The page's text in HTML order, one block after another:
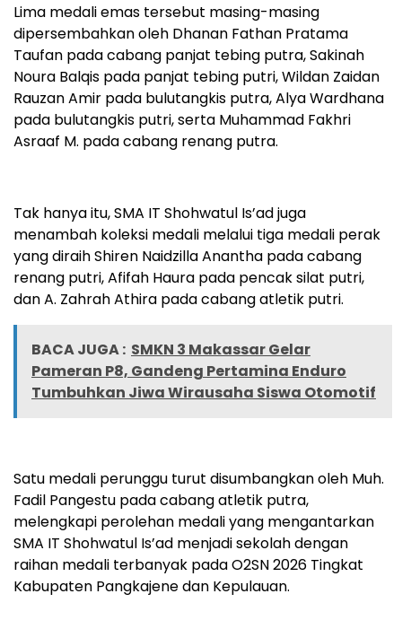
Lima medali emas tersebut masing-masing
dipersembahkan oleh Dhanan Fathan Pratama
Taufan pada cabang panjat tebing putra, Sakinah
Noura Balqis pada panjat tebing putri, Wildan Zaidan
Rauzan Amir pada bulutangkis putra, Alya Wardhana
pada bulutangkis putri, serta Muhammad Fakhri
Asraaf M. pada cabang renang putra.
Tak hanya itu, SMA IT Shohwatul Is’ad juga
menambah koleksi medali melalui tiga medali perak
yang diraih Shiren Naidzilla Anantha pada cabang
renang putri, Afifah Haura pada pencak silat putri,
dan A. Zahrah Athira pada cabang atletik putri.
BACA JUGA : SMKN 3 Makassar Gelar
Pameran P8, Gandeng Pertamina Enduro
Tumbuhkan Jiwa Wirausaha Siswa Otomotif
Satu medali perunggu turut disumbangkan oleh Muh.
Fadil Pangestu pada cabang atletik putra,
melengkapi perolehan medali yang mengantarkan
SMA IT Shohwatul Is’ad menjadi sekolah dengan
raihan medali terbanyak pada O2SN 2026 Tingkat
Kabupaten Pangkajene dan Kepulauan.